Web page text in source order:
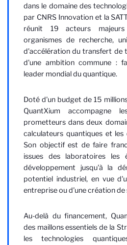
dans le domaine des
par CNRS Innovation et la
réunit 19 acteurs
organismes de recherche,
d'accélération du transfert de
d'une ambition commune :
leader mondial du quantique.
Doté d'un budget de 15
QuantXium accompagne
prometteurs dans deux
calculateurs quantiques et les
Son objectif est de faire
issues des laboratoires les
développement jusqu'à la
potentiel industriel, en vue
entreprise ou d'une création
Au-delà du financement,
des maillons essentiels de la
les technologies